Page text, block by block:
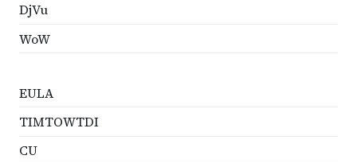
DjVu
WoW
EULA
TIMTOWTDI
CU